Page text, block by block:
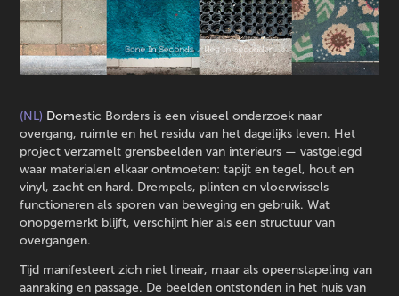
(NL) Domestic Borders is een visueel onderzoek naar
overgang, ruimte en het residu van het dagelijks leven. Het
project verzamelt grensbeelden van interieurs — vastgelegd
waar materialen elkaar ontmoeten: tapijt en tegel, hout en
vinyl, zacht en hard. Drempels, plinten en vloerwissels
functioneren als sporen van beweging en gebruik. Wat
onopgemerkt blijft, verschijnt hier als een structuur van
overgangen.
Tijd manifesteert zich niet lineair, maar als opeenstapeling van
aanraking en passage. De beelden ontstonden in het huis van